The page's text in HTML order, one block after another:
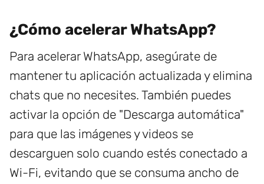
¿Cómo acelerar WhatsApp?
Para acelerar WhatsApp, asegúrate de
mantener tu aplicación actualizada y elimina
chats que no necesites. También puedes
activar la opción de "Descarga automática"
para que las imágenes y videos se
descarguen solo cuando estés conectado a
Wi-Fi, evitando que se consuma ancho de